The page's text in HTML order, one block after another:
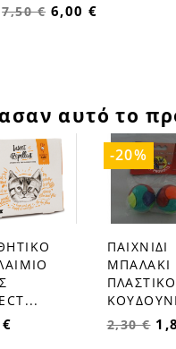
7,50 € 6,00 €
αυτό το
favorite_border
ΠΑΙΧΝΙΔΙ
ΜΠΑΛΑΚΙ
2,30 €
-20%